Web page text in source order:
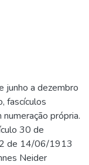
junho a dezembro
fascículos
própria.
30 de
de 14/06/1913
Neider